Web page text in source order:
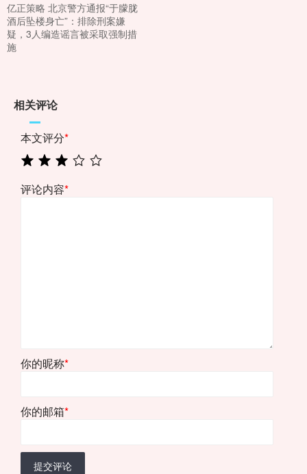
亿正策略 北京警方通报“于朦胧
酒后坠楼身亡”：排除刑案嫌
疑，3人编造谣言被采取强制措
施
相关评论
本文评分*
评论内容*
你的昵称*
你的邮箱*
提交评论